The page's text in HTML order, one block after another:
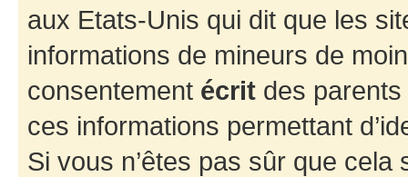
aux Etats-Unis qui dit que les
informations de mineurs de
consentement écrit des parents
ces informations permettant
Si vous n’êtes pas sûr que